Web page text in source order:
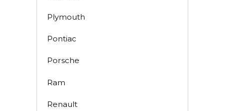
Plymouth
Pontiac
Porsche
Ram
Renault